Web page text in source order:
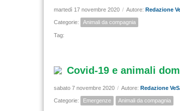
martedì 17 novembre 2020 / Autore: Redazione
Categorie: Animali da compagnia
Tag:
Covid-19 e animali
sabato 7 novembre 2020 / Autore: Redazione
Categorie: Emergenze Animali da compagnia